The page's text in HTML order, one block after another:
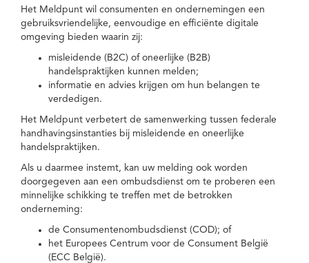
Het Meldpunt wil consumenten en ondernemingen een
gebruiksvriendelijke, eenvoudige en efficiënte digitale
omgeving bieden waarin zij:
misleidende (B2C) of oneerlijke (B2B)
handelspraktijken kunnen melden;
informatie en advies krijgen om hun belangen te
verdedigen.
Het Meldpunt verbetert de samenwerking tussen federale
handhavingsinstanties bij misleidende en oneerlijke
handelspraktijken.
Als u daarmee instemt, kan uw melding ook worden
doorgegeven aan een ombudsdienst om te proberen een
minnelijke schikking te treffen met de betrokken
onderneming:
de Consumentenombudsdienst (COD); of
het Europees Centrum voor de Consument België
(ECC België).